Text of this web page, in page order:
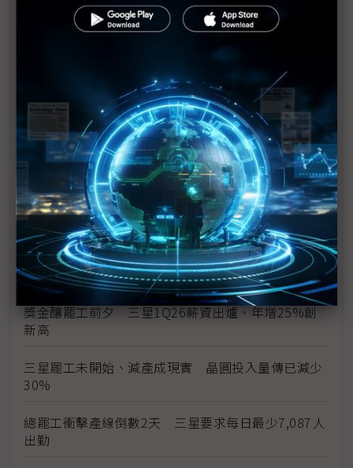
躲過三星罷工 南韓「半導體依賴症」能躲過下次危
三星工會醞釀「總罷工」反覆拉扯 DRAM、NAND
Flash漲勢恐續飆
三星史上頭一遭補償方案協議 半導體員工年終分紅
上看6億韓元
三星勞資僵局最後一刻驚險達成協議 總罷工暫緩執
行
三星總罷工危機 南韓勞動部長親自出面調解
勞資談判破局 三星工會5月21日展開總罷工
獎金釀罷工前夕 三星1Q26薪資出爐、年增25%創
新高
三星罷工未開始、減產成現實 晶圓投入量傳已減少
30%
總罷工衝擊產線倒數2天 三星要求每日最少7,087人
出勤